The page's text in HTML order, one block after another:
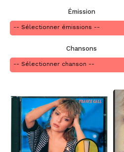
Émission
Chansons